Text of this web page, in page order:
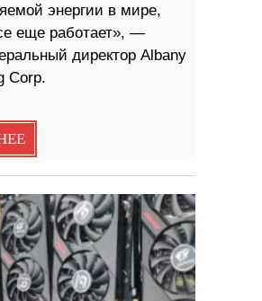
энергии в мире,
еще работает», —
директор Albany
Corp.